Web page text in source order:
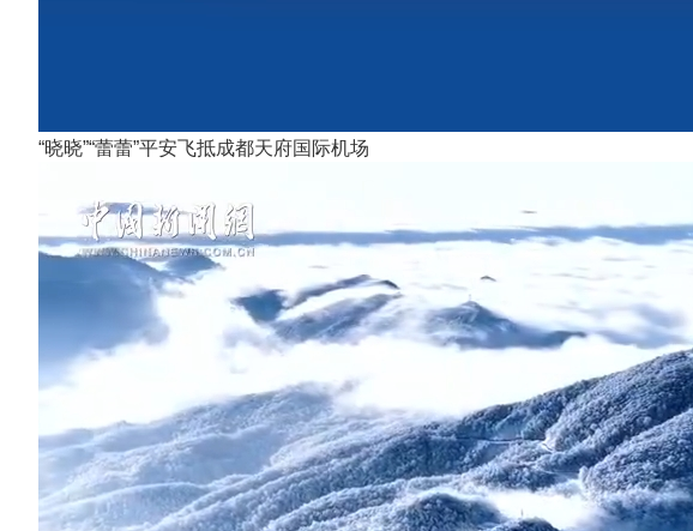
“晓晓”“蕾蕾”平安飞抵成都天府国际机场